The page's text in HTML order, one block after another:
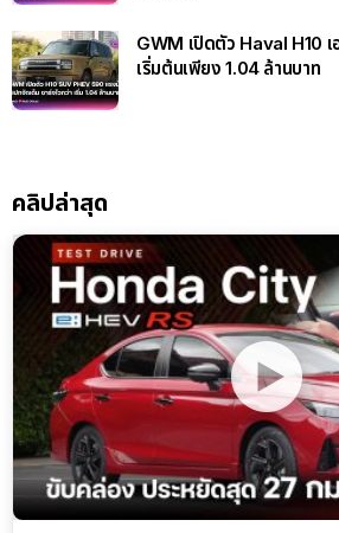
GWM เปิดตัว Haval H10
เริ่มต้นเพียง 1.04 ล้านบาท
คลิปล่าสุด